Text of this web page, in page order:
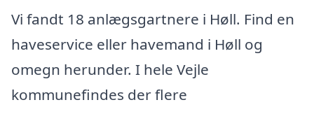
Vi fandt 18 anlægsgartnere i Høll. Find en
haveservice eller havemand i Høll og
omegn herunder. I hele Vejle
kommunefindes der flere